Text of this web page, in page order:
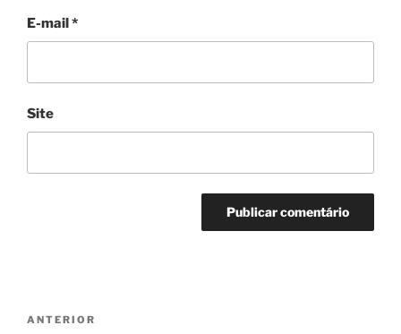
E-mail*
Site
Navegação
Post
ANTERIOR